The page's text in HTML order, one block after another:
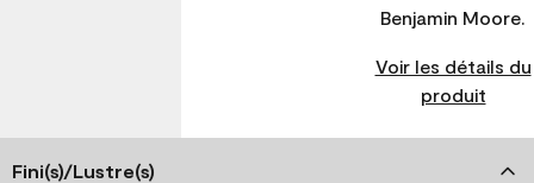
Benjamin Moore.
Voir les détails du
produit
Fini(s)/Lustre(s)